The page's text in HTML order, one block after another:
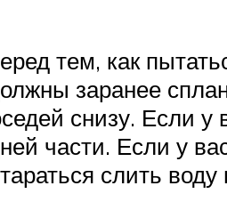
тем, как
заранее
снизу. Если
части. Если у
слить воду